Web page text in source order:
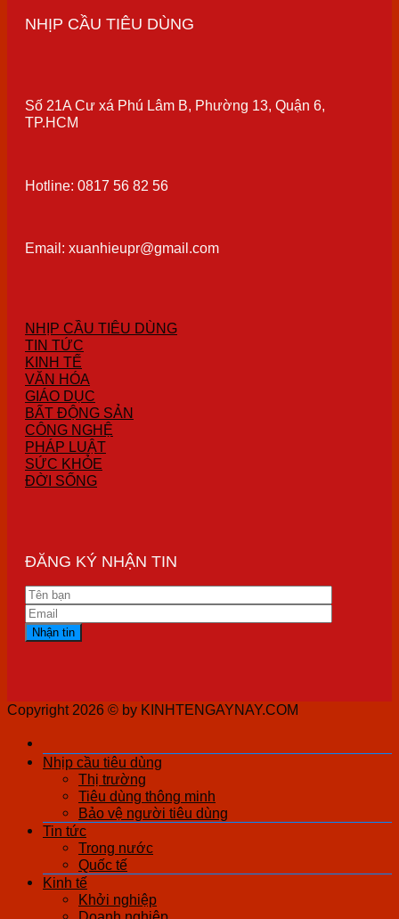
NHỊP CẦU TIÊU DÙNG
Số 21A Cư xá Phú Lâm B, Phường 13, Quận 6,
TP.HCM
Hotline: 0817 56 82 56
Email: xuanhieupr@gmail.com
NHỊP CẦU TIÊU DÙNG
TIN TỨC
KINH TẾ
VĂN HÓA
GIÁO DỤC
BẤT ĐỘNG SẢN
CÔNG NGHỆ
PHÁP LUẬT
SỨC KHỎE
ĐỜI SỐNG
ĐĂNG KÝ NHẬN TIN
Copyright 2026 © by KINHTENGAYNAY.COM
Nhịp cầu tiêu dùng
Thị trường
Tiêu dùng thông minh
Bảo vệ người tiêu dùng
Tin tức
Trong nước
Quốc tế
Kinh tế
Khởi nghiệp